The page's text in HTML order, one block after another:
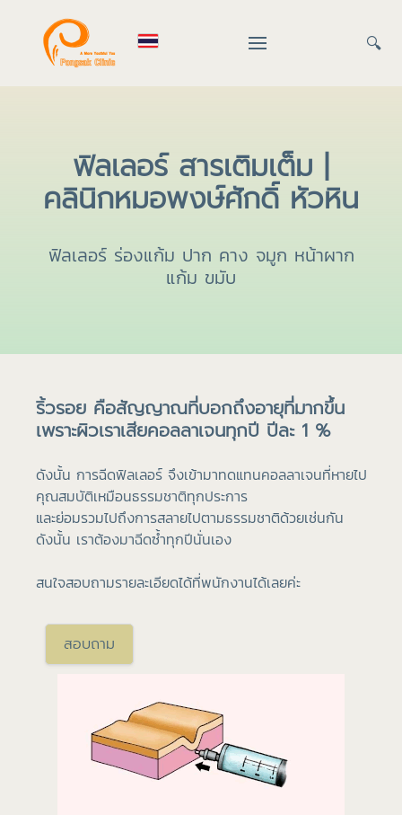
🔍
ฟิลเลอร์ สารเติมเต็ม |
คลินิกหมอพงษ์ศักดิ์ หัวหิน
ฟิลเลอร์ ร่องแก้ม ปาก คาง จมูก หน้าผาก
แก้ม ขมับ
ริ้วรอย คือสัญญาณที่บอกถึงอายุที่มากขึ้น
เพราะผิวเราเสียคอลลาเจนทุกปี ปีละ 1 %
ดังนั้น การฉีดฟิลเลอร์ จึงเข้ามาทดแทนคอลลาเจนที่หายไป
คุณสมบัติเหมือนธรรมชาติทุกประการ
และย่อมรวมไปถึงการสลายไปตามธรรมชาติด้วยเช่นกัน
ดังนั้น เราต้องมาฉีดซ้ำทุกปีนั่นเอง
สนใจสอบถามรายละเอียดได้ที่พนักงานได้เลยค่ะ
สอบถาม